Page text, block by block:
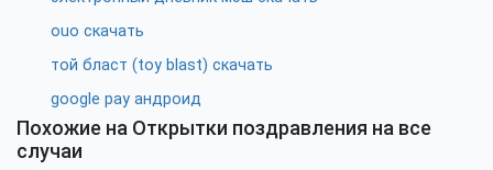
ouo скачать
той бласт (toy blast) скачать
google pay андроид
Похожие на Открытки поздравления на все
случаи